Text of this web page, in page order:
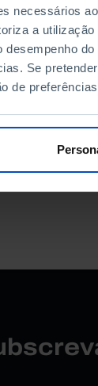
necessários
a
Se
deDE FIM